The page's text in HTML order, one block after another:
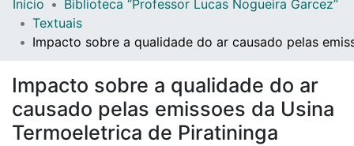
Home
Repositório
Doações/Aquisições
Início
Biblioteca “Professor Lucas Nogueira Garcez”
Textuais
Impacto sobre a qualidade do ar causado pelas
Impacto sobre a qualidade do ar
causado pelas emissoes da Usina
Termoeletrica de Piratininga